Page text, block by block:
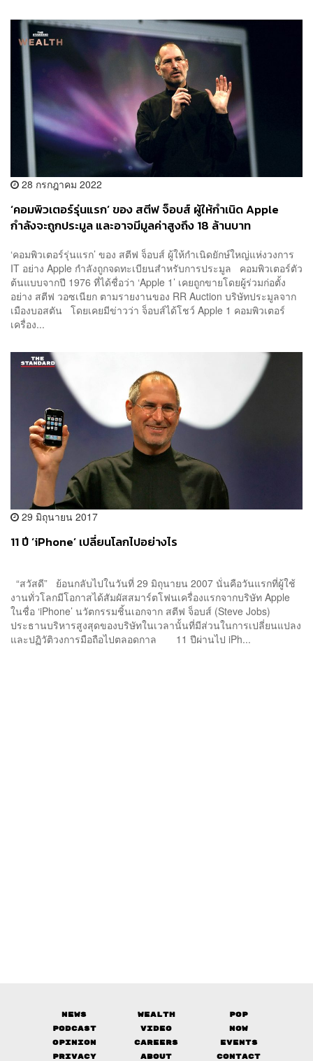
28 กรกฎาคม 2022
‘คอมพิวเตอร์รุ่นแรก’ ของ สตีฟ จ็อบส์ ผู้ให้กำเนิด Apple
กำลังจะถูกประมูล และอาจมีมูลค่าสูงถึง 18 ล้านบาท
‘คอมพิวเตอร์รุ่นแรก’ ของ สตีฟ จ็อบส์ ผู้ให้กำเนิดยักษ์ใหญ่แห่งวงการ
IT อย่าง Apple กำลังถูกจดทะเบียนสำหรับการประมูล คอมพิวเตอร์ตัว
ต้นแบบจากปี 1976 ที่ได้ชื่อว่า ‘Apple 1’ เคยถูกขายโดยผู้ร่วมก่อตั้ง
อย่าง สตีฟ วอซเนียก ตามรายงานของ RR Auction บริษัทประมูลจาก
เมืองบอสตัน โดยเคยมีข่าวว่า จ็อบส์ได้โชว์ Apple 1 คอมพิวเตอร์
เครื่อง...
29 มิถุนายน 2017
11 ปี ‘iPhone’ เปลี่ยนโลกไปอย่างไร
“สวัสดี” ย้อนกลับไปในวันที่ 29 มิถุนายน 2007 นั่นคือวันแรกที่ผู้ใช้
งานทั่วโลกมีโอกาสได้สัมผัสสมาร์ตโฟนเครื่องแรกจากบริษัท Apple
ในชื่อ ‘iPhone’ นวัตกรรมชิ้นเอกจาก สตีฟ จ็อบส์ (Steve Jobs)
ประธานบริหารสูงสุดของบริษัทในเวลานั้นที่มีส่วนในการเปลี่ยนแปลง
และปฏิวัติวงการมือถือไปตลอดกาล 11 ปีผ่านไป iPh...
News Wealth
Pop
Podcast
Video
Now
Opinion
Careers
Events
Privacy
About Contact